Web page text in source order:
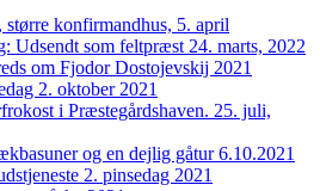
større konfirmandhus, 5. april
Udsendt som feltpræst 24. marts, 2022
om Fjodor Dostojevskij 2021
2. oktober 2021
i Præstegårdshaven. 25. juli,
og en dejlig gåtur 6.10.2021
2. pinsedag 2021